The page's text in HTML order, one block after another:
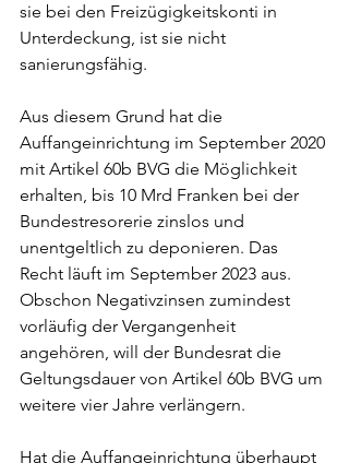
sie bei den Freizügigkeitskonti in
Unterdeckung, ist sie nicht
sanierungsfähig.
Aus diesem Grund hat die
Auffangeinrichtung im September 2020
mit Artikel 60b BVG die Möglichkeit
erhalten, bis 10 Mrd Franken bei der
Bundestresorerie zinslos und
unentgeltlich zu deponieren. Das
Recht läuft im September 2023 aus.
Obschon Negativzinsen zumindest
vorläufig der Vergangenheit
angehören, will der Bundesrat die
Geltungsdauer von Artikel 60b BVG um
weitere vier Jahre verlängern.
Hat die Auffangeinrichtung überhaupt